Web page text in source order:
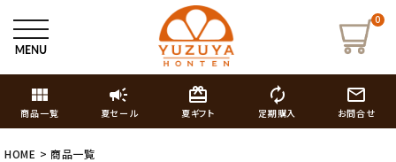
0
view_module
商品一覧
campaign
夏セール
card_giftcard
夏ギフト
autorenew
定期購入
mail_outline
お問合せ
HOME 商品一覧